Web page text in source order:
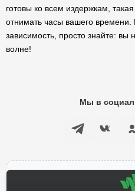
готовы ко всем издержкам,
отнимать часы вашего времени.
зависимость, просто знайте:
волне!
Мы в